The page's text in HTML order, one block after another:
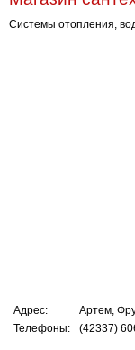
Системы отопления,
Адрес:
Артем,
Телефоны:
(42337)